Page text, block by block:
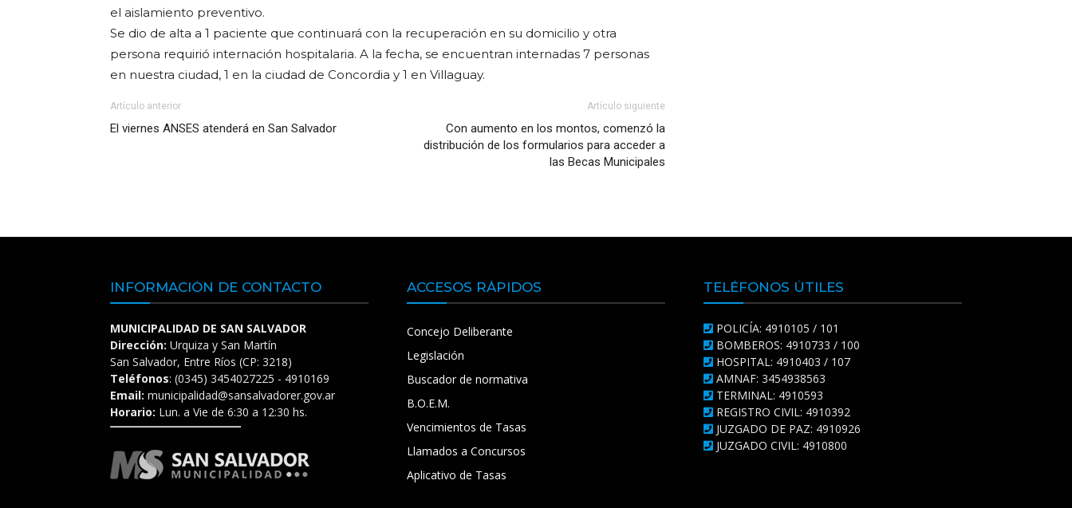
el aislamiento preventivo.
Se dio de alta a 1 paciente que continuará con la recuperación en su domicilio y otra
persona requirió internación hospitalaria. A la fecha, se encuentran internadas 7 personas
en nuestra ciudad, 1 en la ciudad de Concordia y 1 en Villaguay.
Artículo anterior
El viernes ANSES atenderá en San Salvador
Artículo siguiente
Con aumento en los montos, comenzó la
distribución de los formularios para acceder a
las Becas Municipales
INFORMACIÓN DE CONTACTO
MUNICIPALIDAD DE SAN SALVADOR
Dirección: Urquiza y San Martín
San Salvador, Entre Ríos (CP: 3218)
Teléfonos: (0345) 3454027225 - 4910169
Email: municipalidad@sansalvadorer.gov.ar
Horario: Lun. a Vie de 6:30 a 12:30 hs.
ACCESOS RÁPIDOS
Concejo Deliberante
Legislación
Buscador de normativa
B.O.E.M.
Vencimientos de Tasas
Llamados a Concursos
Aplicativo de Tasas
TELÉFONOS ÚTILES
POLICÍA: 4910105 / 101
BOMBEROS: 4910733 / 100
HOSPITAL: 4910403 / 107
AMNAF: 3454938563
TERMINAL: 4910593
REGISTRO CIVIL: 4910392
JUZGADO DE PAZ: 4910926
JUZGADO CIVIL: 4910800